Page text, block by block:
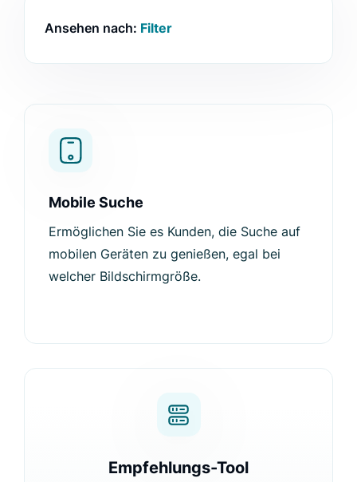
Ansehen nach: Filter
Mobile Suche
Ermöglichen Sie es Kunden, die Suche auf
mobilen Geräten zu genießen, egal bei
welcher Bildschirmgröße.
Empfehlungs-Tool